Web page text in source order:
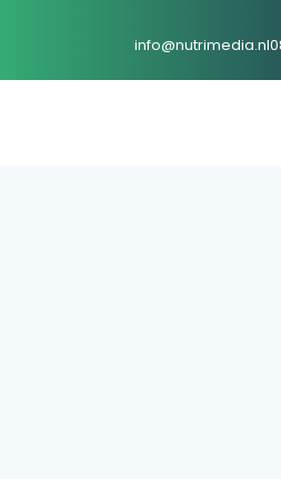
info@nutrimedia.nl